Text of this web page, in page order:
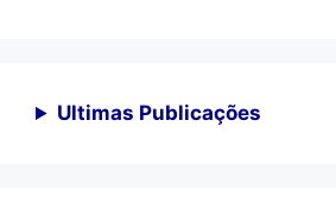
Ultimas Publicações